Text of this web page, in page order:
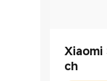
ch